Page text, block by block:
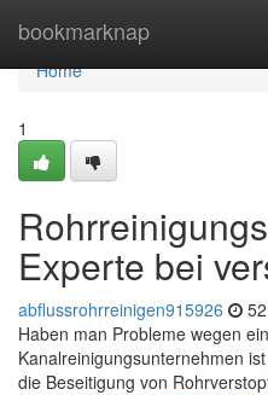
bookmarknap
Home
Home
1
Experte bei
abflussrohrreinigen915926
Haben man Probleme wegen
Kanalreinigungsunternehmen
die Beseitigung von